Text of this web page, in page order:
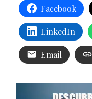
Facebook
LinkedIn
Email